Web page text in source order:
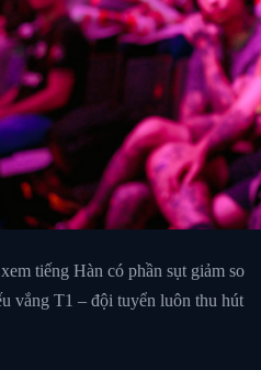
tiếng Hàn có phần sụt giảm so
vắng T1 – đội tuyển luôn thu hút